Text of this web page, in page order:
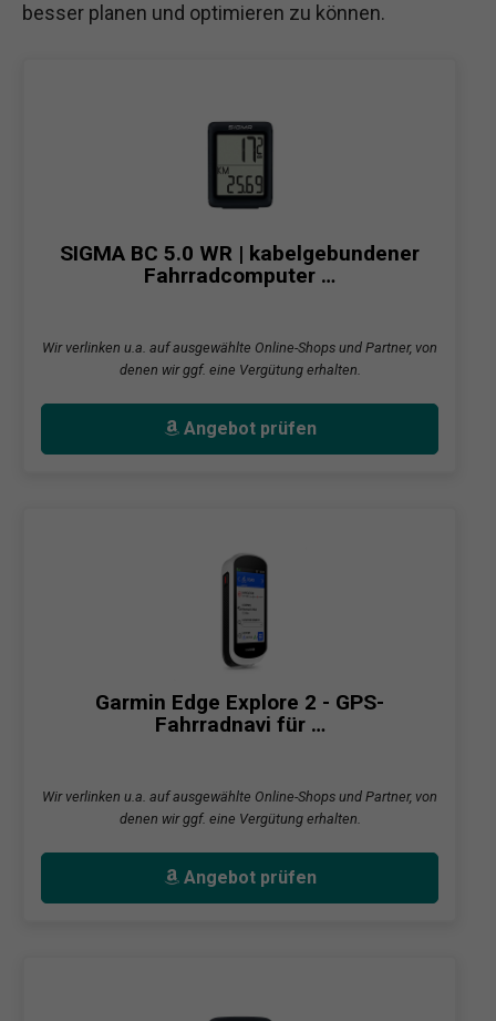
besser planen und optimieren zu können.
SIGMA BC 5.0 WR | kabelgebundener
Fahrradcomputer …
Wir verlinken u.a. auf ausgewählte Online-Shops und Partner, von
denen wir ggf. eine Vergütung erhalten.
Angebot prüfen
Garmin Edge Explore 2 - GPS-
Fahrradnavi für …
Wir verlinken u.a. auf ausgewählte Online-Shops und Partner, von
denen wir ggf. eine Vergütung erhalten.
Angebot prüfen